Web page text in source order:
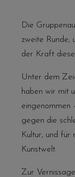
Die
zweite Runde,
der Kraft
Unter dem
haben wir mit
eingenommen
gegen die
Kultur, und
Kunstwelt.
Zur